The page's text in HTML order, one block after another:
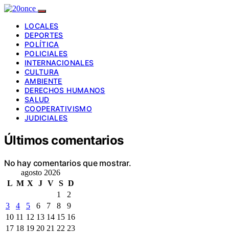
LOCALES
DEPORTES
POLÍTICA
POLICIALES
INTERNACIONALES
CULTURA
AMBIENTE
DERECHOS HUMANOS
SALUD
COOPERATIVISMO
JUDICIALES
Últimos comentarios
No hay comentarios que mostrar.
agosto 2026
L M X J V S D
1
2
3
4 5 6 7 8
9
10 11 12 13 14 15 16
17 18 19 20 21 22 23